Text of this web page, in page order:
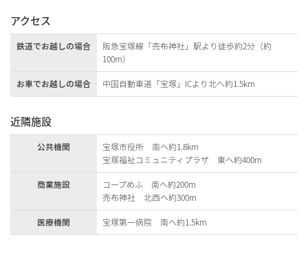
アクセス
鉄道でお越しの場合
阪急宝塚線「売布神社」駅より徒歩約2分（約
100m）
お車でお越しの場合
中国自動車道「宝塚」ICより北へ約1.5km
近隣施設
公共機関
宝塚市役所 南へ約1.8km
宝塚福祉コミュニティプラザ 東へ約400m
商業施設
コープめふ 南へ約200m
売布神社 北西へ約300m
医療機関
宝塚第一病院 南へ約1.5km